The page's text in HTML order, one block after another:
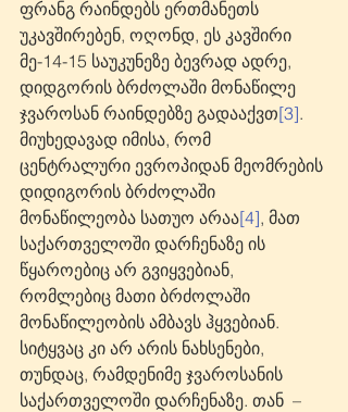
ფრანგ რაინდებს ერთმანეთს
უკავშირებენ, ოღონდ, ეს კავშირი
მე-14-15 საუკუნეზე ბევრად ადრე,
დიდგორის ბრძოლაში მონაწილე
ჯვაროსან რაინდებზე გადააქვთ[3].
მიუხედავად იმისა, რომ
ცენტრალური ევროპიდან მეომრების
დიდიგორის ბრძოლაში
მონაწილეობა სათუო არაა[4], მათ
საქართველოში დარჩენაზე ის
წყაროებიც არ გვიყვებიან,
რომლებიც მათი ბრძოლაში
მონაწილეობის ამბავს ჰყვებიან.
სიტყვაც კი არ არის ნახსენები,
თუნდაც, რამდენიმე ჯვაროსანის
საქართველოში დარჩენაზე. თან  –